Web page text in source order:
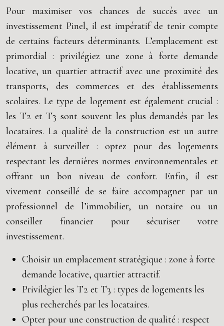
Pour maximiser vos chances de succès avec un
investissement Pinel, il est impératif de tenir compte
de certains facteurs déterminants. L’emplacement est
primordial : privilégiez une zone à forte demande
locative, un quartier attractif avec une proximité des
transports, des commerces et des établissements
scolaires. Le type de logement est également crucial :
les T2 et T3 sont souvent les plus demandés par les
locataires. La qualité de la construction est un autre
élément à surveiller : optez pour des logements
respectant les dernières normes environnementales et
offrant un bon niveau de confort. Enfin, il est
vivement conseillé de se faire accompagner par un
professionnel de l’immobilier, un notaire ou un
conseiller financier pour sécuriser votre
investissement.
Choisir un emplacement stratégique : zone à forte
demande locative, quartier attractif.
Privilégier les T2 et T3 : types de logements les
plus recherchés par les locataires.
Opter pour une construction de qualité : respect